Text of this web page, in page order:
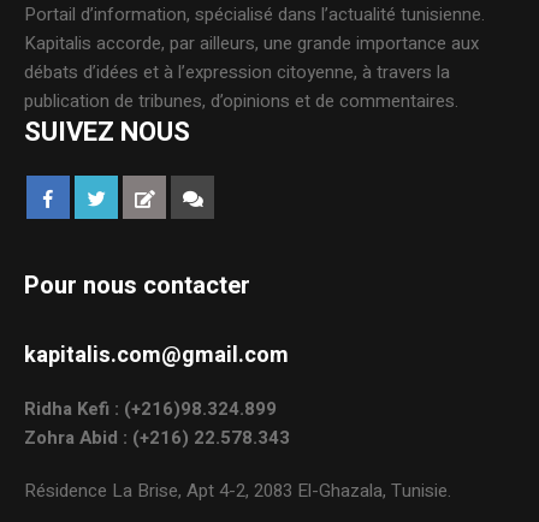
Portail d’information, spécialisé dans l’actualité tunisienne.
Kapitalis accorde, par ailleurs, une grande importance aux
débats d’idées et à l’expression citoyenne, à travers la
publication de tribunes, d’opinions et de commentaires.
SUIVEZ NOUS
Pour nous contacter
kapitalis.com@gmail.com
Ridha Kefi : (+216)98.324.899
Zohra Abid : (+216) 22.578.343
Résidence La Brise, Apt 4-2, 2083 El-Ghazala, Tunisie.